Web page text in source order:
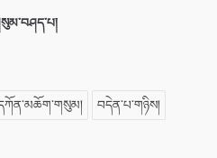
བདེན་པ་གཉིས།